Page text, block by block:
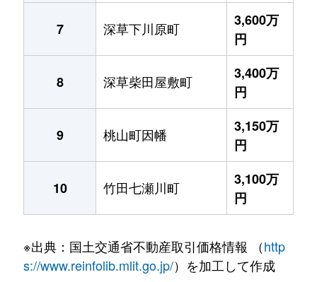
7 深草下川原町
3,600万
円
8 深草柴田屋敷町
3,400万
円
9 桃山町因幡
3,150万
円
10 竹田七瀬川町
3,100万
円
※出典：国土交通省不動産取引価格情報 （http
s://www.reinfolib.mlit.go.jp/）を加工して作成